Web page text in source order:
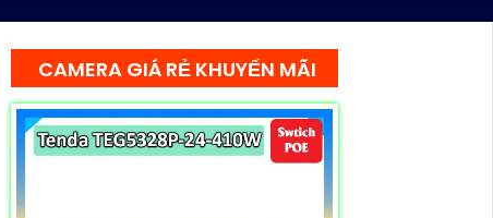
CAMERA GIÁ RẺ KHUYẾN MÃI